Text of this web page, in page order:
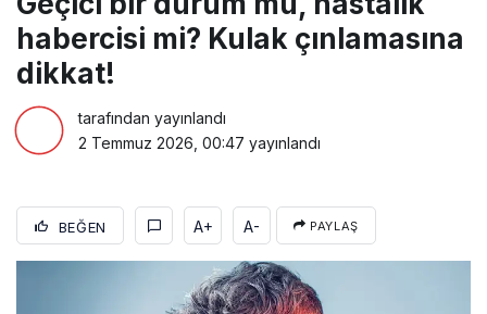
habercisi mi? Kulak çınlamasına
dikkat!
tarafından yayınlandı
2 Temmuz 2026, 00:47 yayınlandı
BEĞEN A+ A- PAYLAŞ